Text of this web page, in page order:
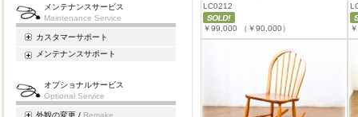
メンテナンスサービス
Maintenance Service
カスタマーサポート
メンテナンスサポート
オプショナルサービス
Optional Service
外観の変更 / Remake
LC0212
￥99,000 （￥90,000）